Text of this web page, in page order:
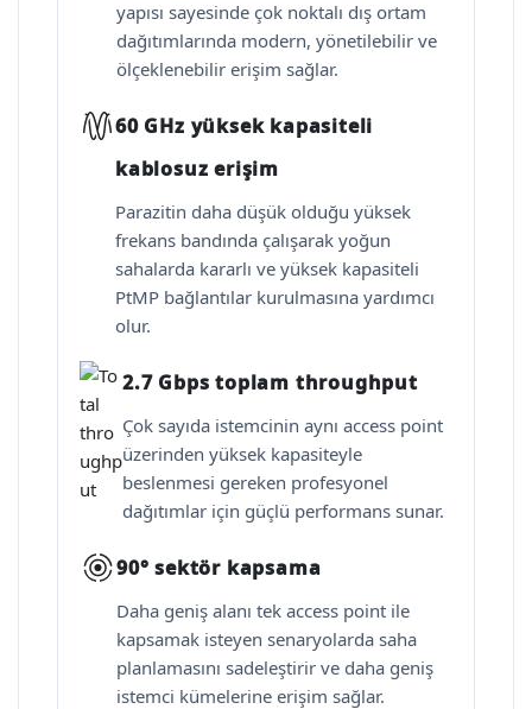
yapısı sayesinde çok noktalı dış ortam
dağıtımlarında modern, yönetilebilir ve
ölçeklenebilir erişim sağlar.
60 GHz yüksek kapasiteli
kablosuz erişim
Parazitin daha düşük olduğu yüksek
frekans bandında çalışarak yoğun
sahalarda kararlı ve yüksek kapasiteli
PtMP bağlantılar kurulmasına yardımcı
olur.
2.7 Gbps toplam throughput
Çok sayıda istemcinin aynı access point
üzerinden yüksek kapasiteyle
beslenmesi gereken profesyonel
dağıtımlar için güçlü performans sunar.
90° sektör kapsama
Daha geniş alanı tek access point ile
kapsamak isteyen senaryolarda saha
planlamasını sadeleştirir ve daha geniş
istemci kümelerine erişim sağlar.